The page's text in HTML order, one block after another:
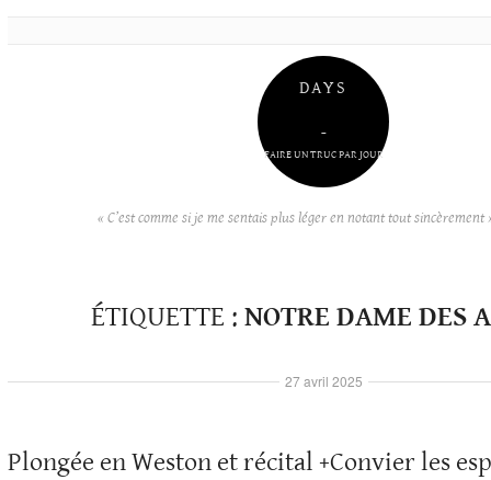
DAYS
–
FAIRE UN TRUC PAR JOUR
« C’est comme si je me sentais plus léger en notant tout sincèrement
ÉTIQUETTE : NOTRE DAME DES
Plongée en Weston et récital +Convier les
27 avril 2025